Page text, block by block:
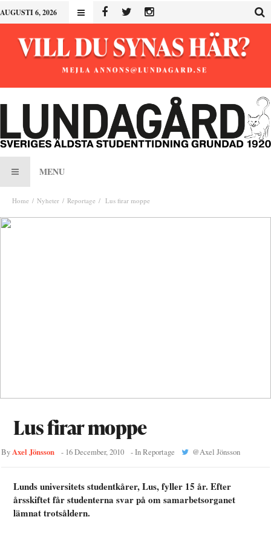
AUGUSTI 6, 2026
MENU
Home Nyheter Reportage Lus firar moppe
Lus firar moppe
ByAxel Jönsson - 16 December, 2010 - InReportage @Axel Jönsson
Lunds universitets studentkårer, Lus, fyller 15 år. Efter
årsskiftet får studenterna svar på om samarbetsorganet
lämnat trotsåldern.